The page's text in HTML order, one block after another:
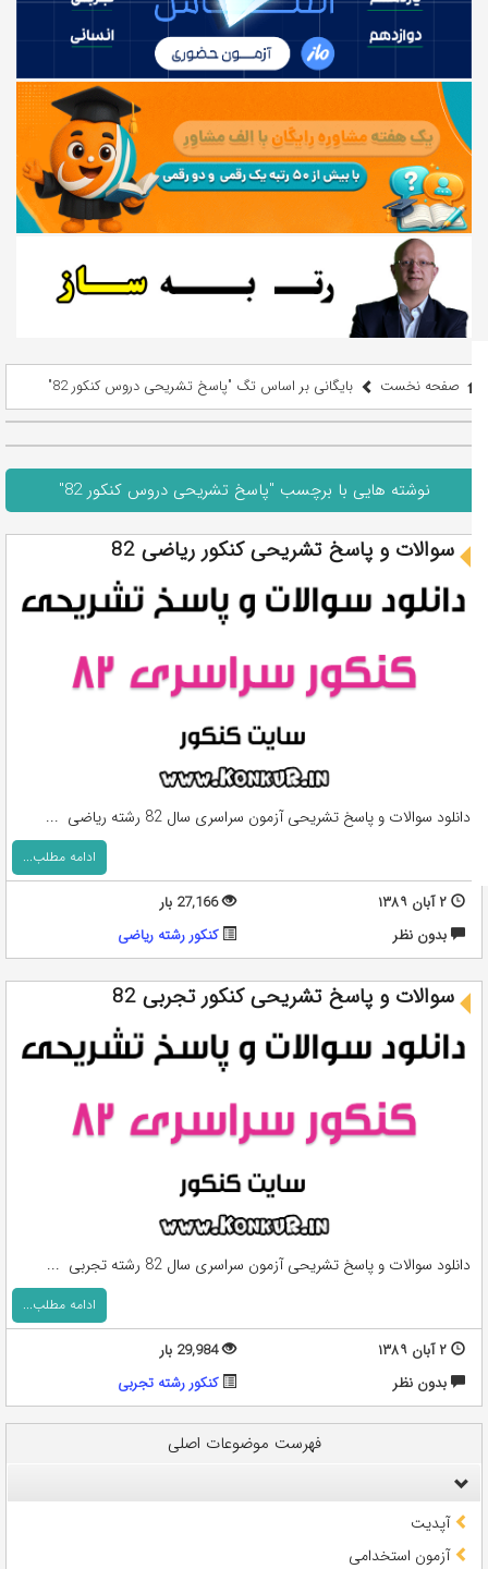
صفحه نخست بایگانی بر اساس تگ "پاسخ تشریحی دروس کنکور 82"
نوشته هایی با برچسب "پاسخ تشریحی دروس کنکور 82"
سوالات و پاسخ تشریحی کنکور ریاضی 82
دانلود سوالات و پاسخ تشریحی آزمون سراسری سال 82 رشته ریاضی ...
ادامه مطلب...
۲ آبان ۱۳۸۹
27,166 بار
بدون نظر
کنکور رشته ریاضی
سوالات و پاسخ تشریحی کنکور تجربی 82
دانلود سوالات و پاسخ تشریحی آزمون سراسری سال 82 رشته تجربی ...
ادامه مطلب...
۲ آبان ۱۳۸۹
29,984 بار
بدون نظر
کنکور رشته تجربی
فهرست موضوعات اصلی
آپدیت
آزمون استخدامی